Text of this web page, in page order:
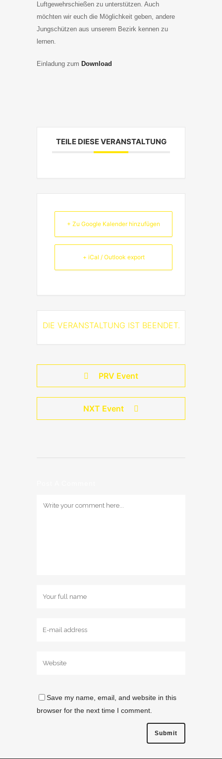
Luftgewehrschießen zu unterstützen. Auch
möchten wir euch die Möglichkeit geben, andere
Jungschützen aus unserem Bezirk kennen zu
lernen.
Einladung zum Download
TEILE DIESE VERANSTALTUNG
+ Zu Google Kalender hinzufügen
+ iCal / Outlook export
DIE VERANSTALTUNG IST BEENDET.
PRV Event
NXT Event
Save my name, email, and website in this
browser for the next time I comment.